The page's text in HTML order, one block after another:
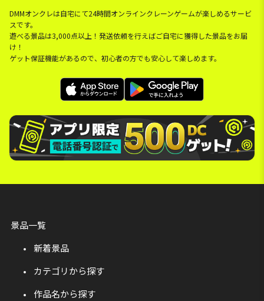
DMMオンクレは自宅にて24時間オンラインクレーンゲームが楽しめるサービ
スです。
遊べる景品は3,000点以上！発送依頼を行えばご自宅に獲得した景品をお届
け！
ゲット保証機能があるので、初心者の方でも安心して楽しめます。
景品一覧
新着景品
カテゴリから探す
作品名から探す